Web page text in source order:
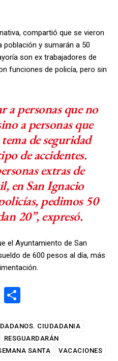
compartió que se vieron
población y sumarán a 50
son ex trabajadores de
funciones de policía, pero sin
a personas que no
a personas que
de seguridad
de accidentes.
extras de
en San Ignacio
pedimos 50
20”, expresó.
el Ayuntamiento de San
de 600 pesos al día, más
E
ail m
p
CIUDADANIA
RESGUARDARÁN
SANTA VACACIONES